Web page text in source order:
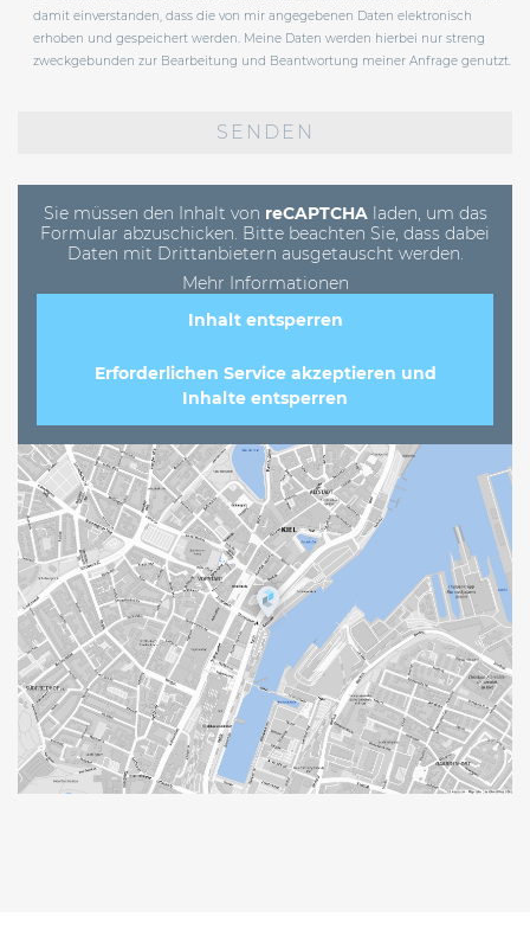
damit einverstanden, dass die von mir angegebenen Daten elektronisch
erhoben und gespeichert werden. Meine Daten werden hierbei nur streng
zweckgebunden zur Bearbeitung und Beantwortung meiner Anfrage genutzt.
Sie müssen den Inhalt von reCAPTCHAladen, um das
Formular abzuschicken. Bitte beachten Sie, dass dabei
Daten mit Drittanbietern ausgetauscht werden.
Mehr Informationen
Inhalt entsperren
Erforderlichen Service akzeptieren und
Inhalte entsperren